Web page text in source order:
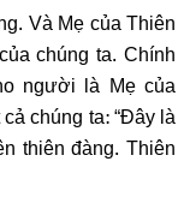
Và Mẹ của Thiên
chúng ta. Chính
người là Mẹ của
chúng ta: “Đây là
thiên đàng. Thiên